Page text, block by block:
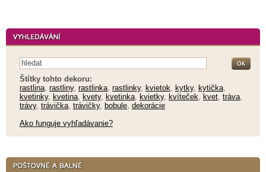
Štítky tohto dekoru:
rastlina rastliny, rastlinka rastlinky, kvietok kytky, kytička
kvetinky, kvetina kvety, kvetinka kvietky, kvíteček kvet tráva
trávy, trávička trávičky, bobule dekorácie
Ako funguje vyhľadávanie?